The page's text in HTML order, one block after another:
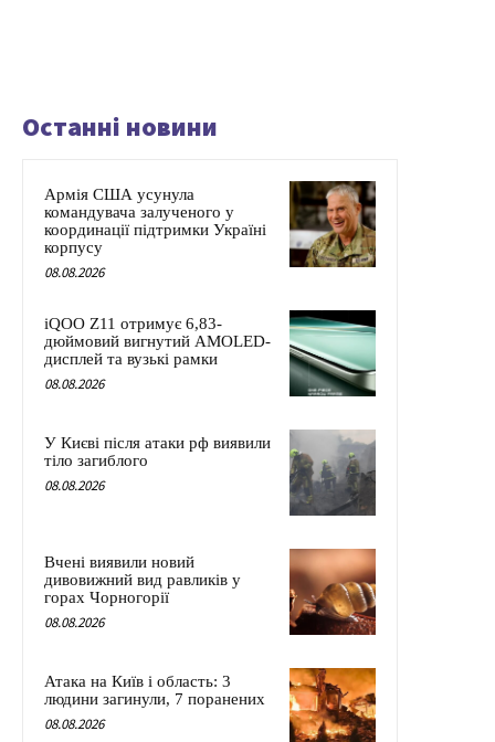
Останні новини
Армія США усунула
командувача залученого у
координації підтримки Україні
корпусу
08.08.2026
iQOO Z11 отримує 6,83-
дюймовий вигнутий AMOLED-
дисплей та вузькі рамки
08.08.2026
У Києві після атаки рф виявили
тіло загиблого
08.08.2026
Вчені виявили новий
дивовижний вид равликів у
горах Чорногорії
08.08.2026
Атака на Київ і область: 3
людини загинули, 7 поранених
08.08.2026